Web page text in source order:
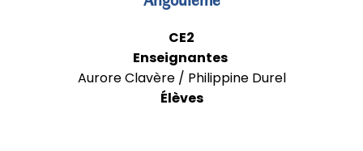
CE2
Enseignantes
Aurore Clavère / Philippine Durel
Élèves